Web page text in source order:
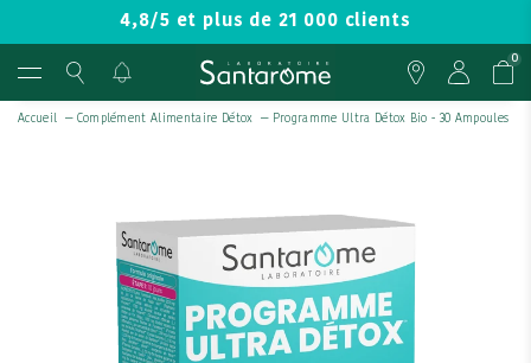
4,8/5 et plus de 21 000 clients
0
Accueil — Complément Alimentaire Détox — Programme Ultra Détox Bio - 30 Ampoules